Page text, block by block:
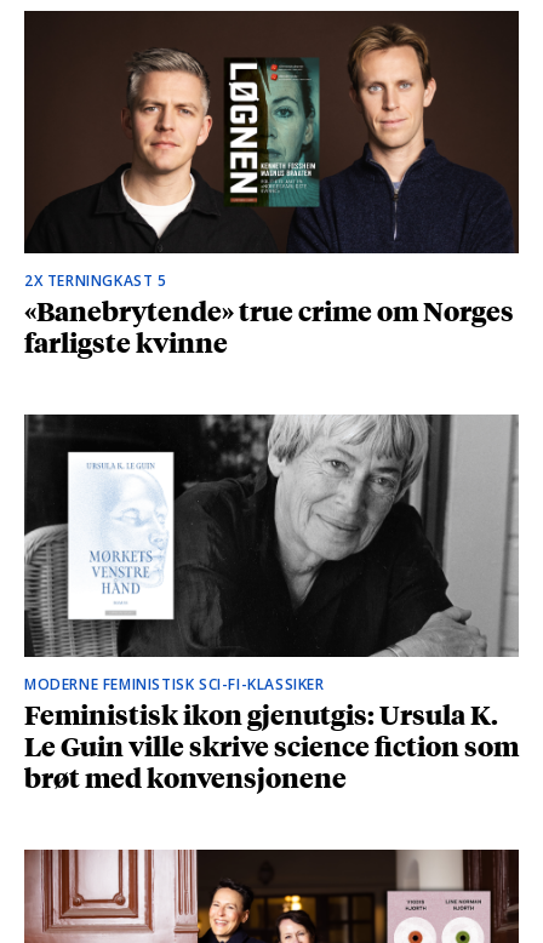
2X TERNINGKAST 5
«Banebrytende» true crime om Norges
farligste kvinne
MODERNE FEMINISTISK SCI-FI-KLASSIKER
Feministisk ikon gjenutgis: Ursula K.
Le Guin ville skrive science fiction som
brøt med konvensjonene